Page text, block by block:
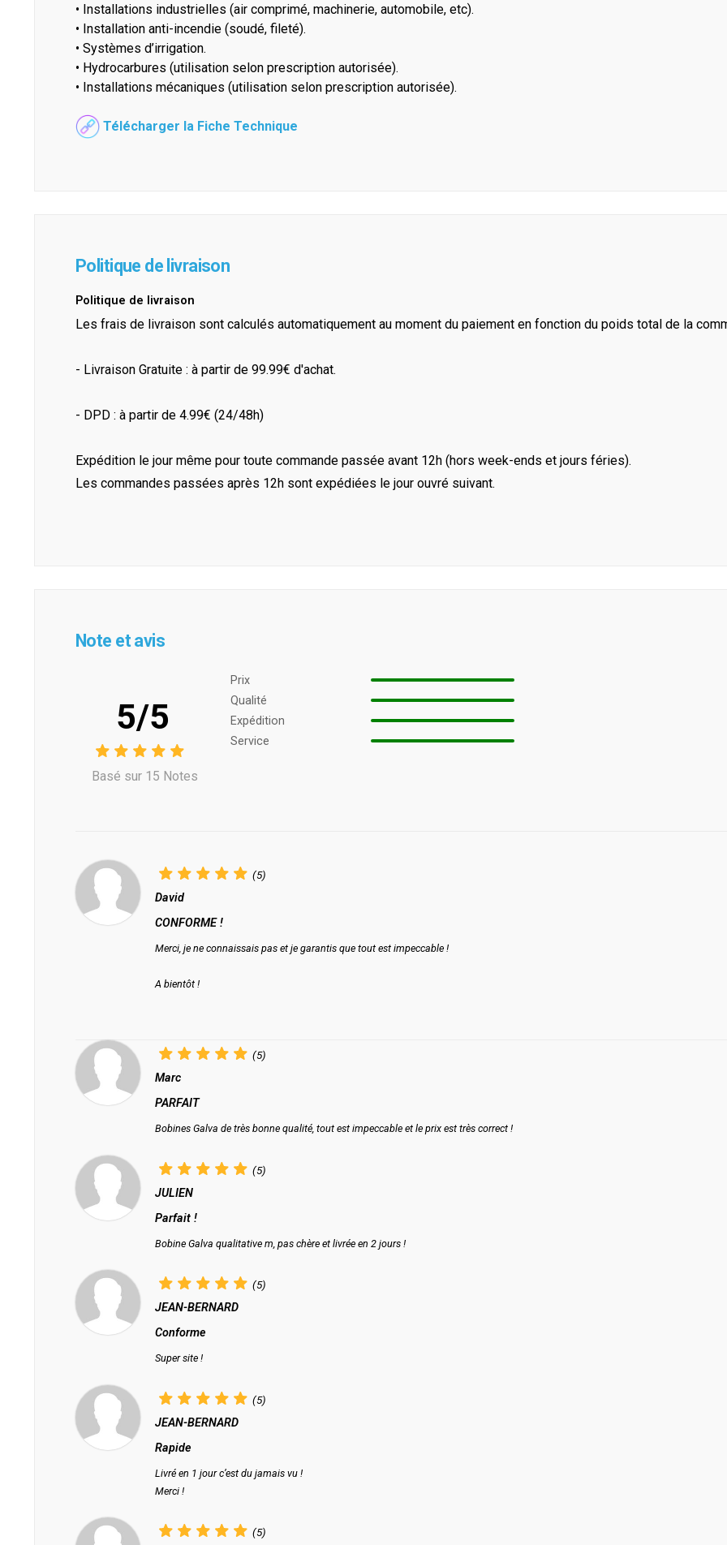
• Installations industrielles (air comprimé, machinerie, automobile, etc).
• Installation anti-incendie (soudé, fileté).
• Systèmes d’irrigation.
• Hydrocarbures (utilisation selon prescription autorisée).
• Installations mécaniques (utilisation selon prescription autorisée).
Télécharger la Fiche Technique
Politique de livraison
Politique de livraison
Les frais de livraison sont calculés automatiquement au moment du paiement en fonction du poids total de la
- Livraison Gratuite : à partir de 99.99€ d'achat.
- DPD : à partir de 4.99€ (24/48h)
Expédition le jour même pour toute commande passée avant 12h (hors week-ends et jours féries).
Les commandes passées après 12h sont expédiées le jour ouvré suivant.
Note et avis
5/5
Basé sur 15 Notes
Prix ​​
Qualité
Expédition
Service
(5)
David
CONFORME !
Merci, je ne connaissais pas et je garantis que tout est impeccable !
A bientôt !
(5)
Marc
PARFAIT
Bobines Galva de très bonne qualité, tout est impeccable et le prix est très correct !
(5)
JULIEN
Parfait !
Bobine Galva qualitative m, pas chère et livrée en 2 jours !
(5)
JEAN-BERNARD
Conforme
Super site !
(5)
JEAN-BERNARD
Rapide
Livré en 1 jour c’est du jamais vu !
Merci !
(5)